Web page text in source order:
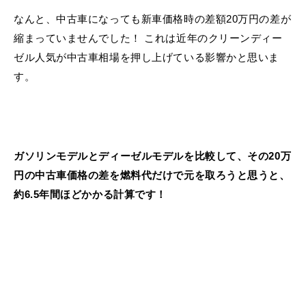
なんと、中古車になっても新車価格時の差額20万円の差が
縮まっていませんでした！ これは近年のクリーンディー
ゼル人気が中古車相場を押し上げている影響かと思いま
す。
ガソリンモデルとディーゼルモデルを比較して、その20万
円の中古車価格の差を燃料代だけで元を取ろうと思うと、
約6.5年間ほどかかる計算です！